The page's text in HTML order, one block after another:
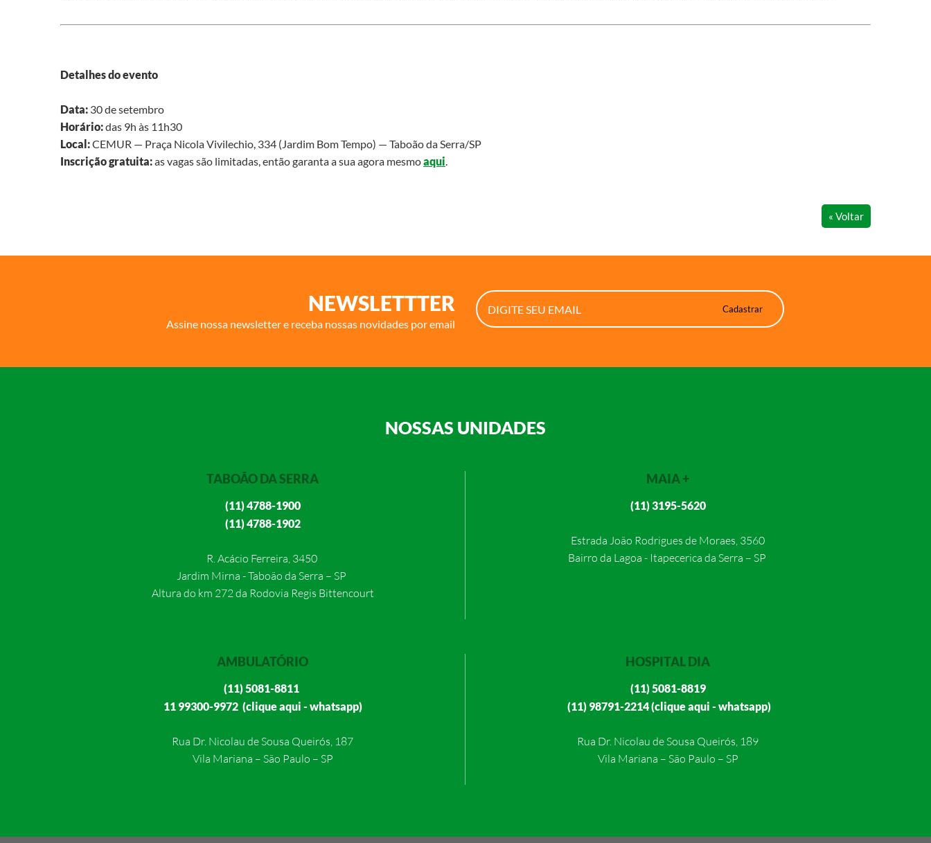
Detalhes do evento
Data: 30 de setembro
Horário:das 9h às 11h30
Local:CEMUR — Praça Nicola Vivilechio, 334 (Jardim Bom Tempo) — Taboão da Serra/SP
Inscrição gratuita:as vagas são limitadas, então garanta a sua agora mesmoaqui.
« Voltar
NEWSLETTTER
Assine nossa newsletter e receba nossas novidades por email
NOSSAS UNIDADES
TABOÃO DA SERRA
(11) 4788-1900
(11) 4788-1902
R. Acácio Ferreira, 3450
Jardim Mirna - Taboão da Serra – SP
Altura do km 272 da Rodovia Regis Bittencourt
MAIA +
(11) 3195-5620
Estrada João Rodrigues de Moraes, 3560
Bairro da Lagoa - Itapecerica da Serra – SP
AMBULATÓRIO
(11) 5081-8811
11 99300-9972 (clique aqui - whatsapp)
Rua Dr. Nicolau de Sousa Queirós, 187
Vila Mariana – São Paulo – SP
HOSPITAL DIA
(11) 5081-8819
(11) 98791-2214 (clique aqui - whatsapp)
Rua Dr. Nicolau de Sousa Queirós, 189
Vila Mariana – São Paulo – SP